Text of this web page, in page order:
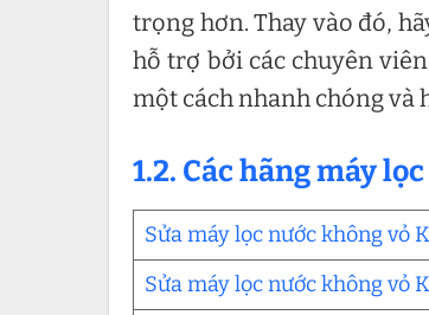
trọng hơn. Thay vào đó,
hỗ trợ bởi các chuyên
một cách nhanh chóng và
1.2. Các hãng máy
Sửa máy lọc nước không vỏ
Sửa máy lọc nước không vỏ